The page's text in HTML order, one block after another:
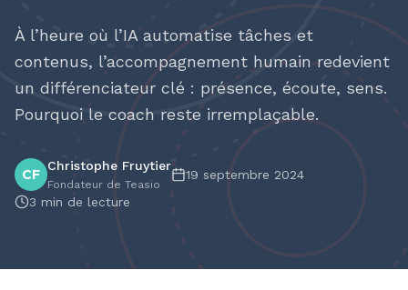
À l’heure où l’IA automatise tâches et
contenus, l’accompagnement humain redevient
un différenciateur clé : présence, écoute, sens.
Pourquoi le coach reste irremplaçable.
CF
Christophe Fruytier
Fondateur de Teasio
19 septembre 2024
3 min de lecture